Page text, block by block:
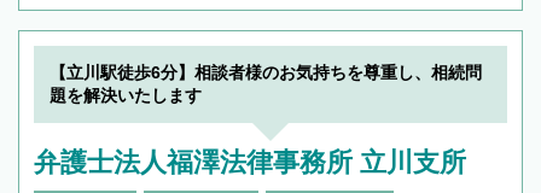
【立川駅徒歩6分】相談者様のお気持ちを尊重し、相続問
題を解決いたします
弁護士法人福澤法律事務所 立川支所